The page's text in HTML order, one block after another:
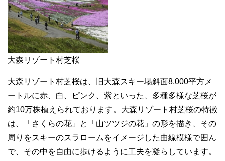
大森リゾート村芝桜
大森リゾート村芝桜は、旧大森スキー場斜面8,000平方メ
ートルに赤、白、ピンク、紫といった、多種多様な芝桜が
約10万株植えられております。大森リゾート村芝桜の特徴
は、「さくらの花」と「山ツツジの花」の形を描き、その
周りをスキーのスラロームをイメージした曲線模様で囲ん
で、その中を自由に歩けるように工夫を凝らしています。